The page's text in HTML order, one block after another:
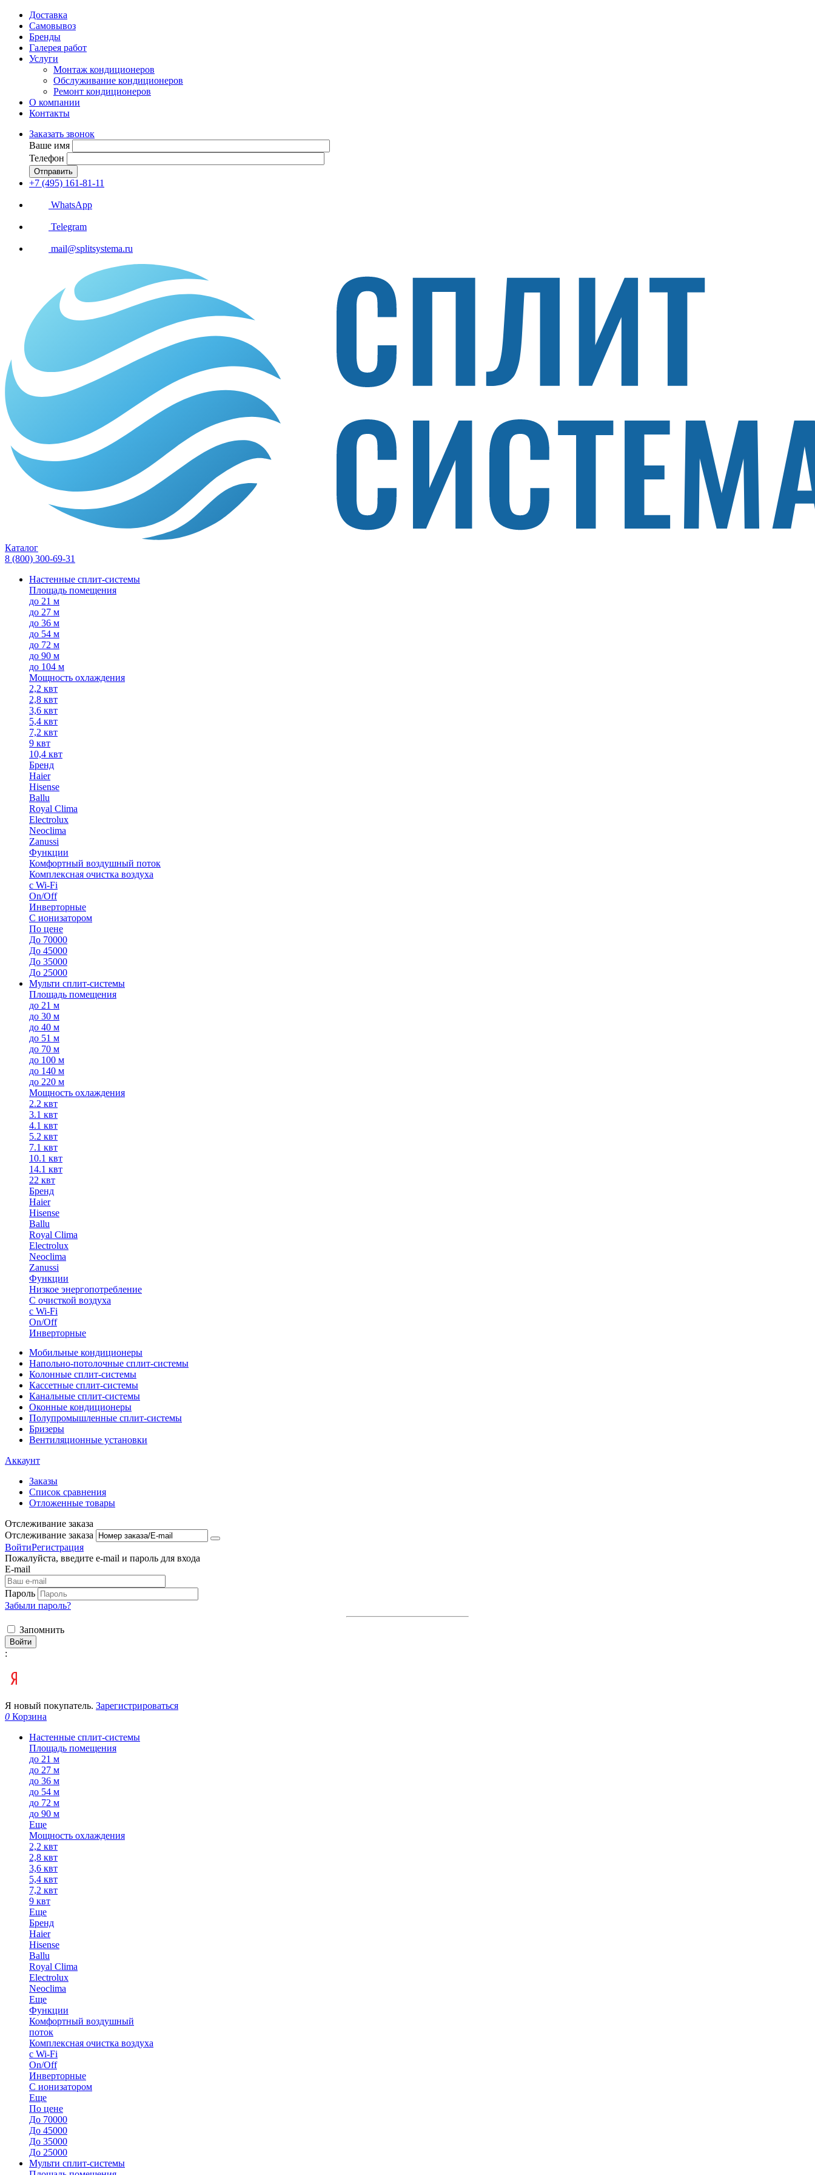
Доставка
Самовывоз
Бренды
Галерея работ
Услуги
Монтаж кондиционеров
Обслуживание кондиционеров
Ремонт кондиционеров
О компании
Контакты
Заказать звонок
Ваше имя
Телефон
Отправить
+7 (495) 161-81-11
WhatsApp
Telegram
mail@splitsystema.ru
Каталог
8 (800) 300-69-31
Настенные сплит-системы
Площадь помещения
до 21 м
до 27 м
до 36 м
до 54 м
до 72 м
до 90 м
до 104 м
Мощность охлаждения
2,2 квт
2,8 квт
3,6 квт
5,4 квт
7,2 квт
9 квт
10,4 квт
Бренд
Haier
Hisense
Ballu
Royal Clima
Electrolux
Neoclima
Zanussi
Функции
Комфортный воздушный поток
Комплексная очистка воздуха
с Wi-Fi
On/Off
Инверторные
С ионизатором
По цене
До 70000
До 45000
До 35000
До 25000
Мульти сплит-системы
Площадь помещения
до 21 м
до 30 м
до 40 м
до 51 м
до 70 м
до 100 м
до 140 м
до 220 м
Мощность охлаждения
2.2 квт
3.1 квт
4.1 квт
5.2 квт
7.1 квт
10.1 квт
14.1 квт
22 квт
Бренд
Haier
Hisense
Ballu
Royal Clima
Electrolux
Neoclima
Zanussi
Функции
Низкое энергопотребление
С очисткой воздуха
с Wi-Fi
On/Off
Инверторные
Мобильные кондиционеры
Напольно-потолоч​ные ​сплит-системы
Колонные ​​сплит-системы
Кассетные сплит-системы
Канальные сплит-системы
Оконные кондиционеры
Полупромышленные сплит-системы
Бризеры
Вентиляционные установки
Аккаунт
Заказы
Список сравнения
Отложенные товары
Отслеживание заказа
Отслеживание заказа
ВойтиРегистрация
Пожалуйста, введите e-mail и пароль для входа
E-mail
Пароль
Забыли пароль?
Запомнить
Войти
:
Я новый покупатель. Зарегистрироваться
0 Корзина
Настенные сплит-системы
Площадь помещения
до 21 м
до 27 м
до 36 м
до 54 м
до 72 м
до 90 м
Еще
Мощность охлаждения
2,2 квт
2,8 квт
3,6 квт
5,4 квт
7,2 квт
9 квт
Еще
Бренд
Haier
Hisense
Ballu
Royal Clima
Electrolux
Neoclima
Еще
Функции
Комфортный воздушный
поток
Комплексная очистка воздуха
с Wi-Fi
On/Off
Инверторные
С ионизатором
Еще
По цене
До 70000
До 45000
До 35000
До 25000
Мульти сплит-системы